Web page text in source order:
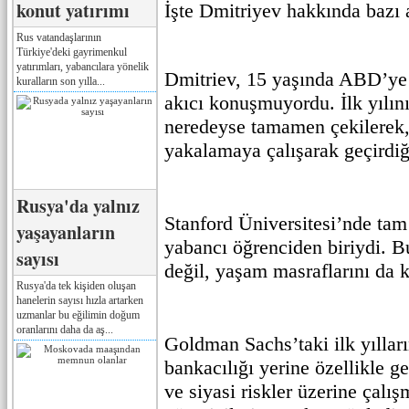
konut yatırımı
Rus vatandaşlarının
Türkiye'deki gayrimenkul
yatırımları, yabancılara yönelik
kuralların son yılla...
Rusya'da yalnız
yaşayanların
sayısı
Rusya'da tek kişiden oluşan
hanelerin sayısı hızla artarken
uzmanlar bu eğilimin doğum
oranlarını daha da aş...
İşte Dmitriyev hakkında
Dmitriev, 15 yaşında
akıcı konuşmuyordu. İlk
neredeyse tamamen
yakalamaya çalışarak
Stanford Üniversitesi’nde
yabancı öğrenciden biriydi.
değil, yaşam masraflarını da
Goldman Sachs’taki ilk
bankacılığı yerine özellikle
ve siyasi riskler üzerine